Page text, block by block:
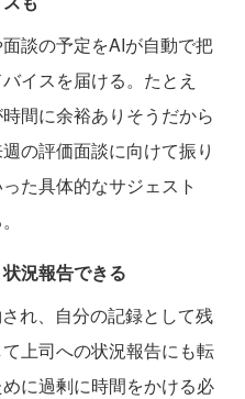
談の予定をAIが自動で把
イスを届ける。たとえ
間に余裕ありそうだから
の評価面談に向けて振り
た具体的なサジェスト
況報告できる
れ、自分の記録として残
上司への状況報告にも転
に過剰に時間をかける必